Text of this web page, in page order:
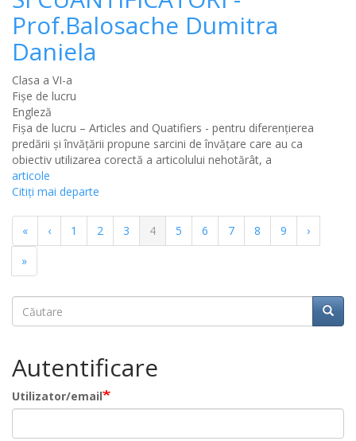
Prof.Balosache Dumitra
Daniela
Clasa a VI-a
Fișe de lucru
Engleză
Fișa de lucru – Articles and Quatifiers - pentru diferențierea
predării și învățării propune sarcini de învățare care au ca
obiectiv utilizarea corectă a articolului nehotărât, a
articole
Citiţi mai departe
Paginație
Prima
pagină
«
Pagina
anterioară
‹ Pagina
1 Pagina
2 Pagina
3
Pagina
curentă
4 Pagina
5 Pagina
6 Pagina
7 Pagina
8 Pagina
9
Pagina
›
Ultima
pagină
»
Căutare
Căutare
Autentificare
Utilizator/email